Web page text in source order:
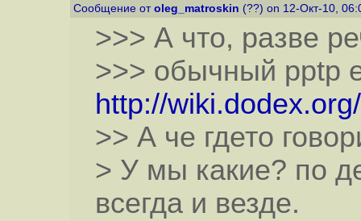
Сообщение от oleg_matroskin (??) on 12-Окт-10,
>>> А что, разве
>>> обычный pptp
http://
>> А че гдето
> У мы какие? по
всегда и везде.